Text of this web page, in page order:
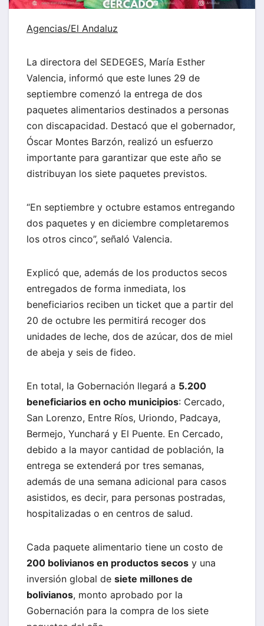
Agencias/El Andaluz
La directora del SEDEGES, María Esther
Valencia, informó que este lunes 29 de
septiembre comenzó la entrega de dos
paquetes alimentarios destinados a personas
con discapacidad. Destacó que el gobernador,
Óscar Montes Barzón, realizó un esfuerzo
importante para garantizar que este año se
distribuyan los siete paquetes previstos.
“En septiembre y octubre estamos entregando
dos paquetes y en diciembre completaremos
los otros cinco”, señaló Valencia.
Explicó que, además de los productos secos
entregados de forma inmediata, los
beneficiarios reciben un ticket que a partir del
20 de octubre les permitirá recoger dos
unidades de leche, dos de azúcar, dos de miel
de abeja y seis de fideo.
En total, la Gobernación llegará a 5.200
beneficiarios en ocho municipios: Cercado,
San Lorenzo, Entre Ríos, Uriondo, Padcaya,
Bermejo, Yunchará y El Puente. En Cercado,
debido a la mayor cantidad de población, la
entrega se extenderá por tres semanas,
además de una semana adicional para casos
asistidos, es decir, para personas postradas,
hospitalizadas o en centros de salud.
Cada paquete alimentario tiene un costo de
200 bolivianos en productos secos y una
inversión global de siete millones de
bolivianos, monto aprobado por la
Gobernación para la compra de los siete